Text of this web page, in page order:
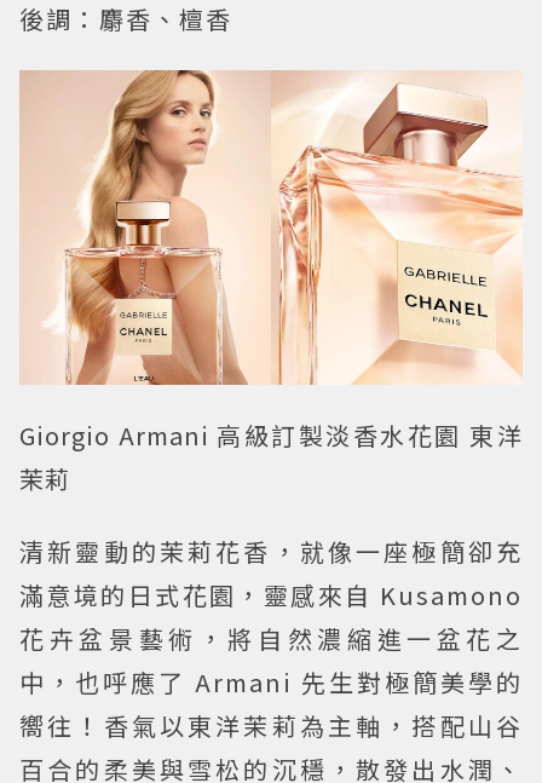
後調：麝香、檀香
Giorgio Armani 高級訂製淡香水花園 東洋
茉莉
清新靈動的茉莉花香，就像一座極簡卻充
滿意境的日式花園，靈感來自 Kusamono
花卉盆景藝術，將自然濃縮進一盆花之
中，也呼應了 Armani 先生對極簡美學的
嚮往！香氣以東洋茉莉為主軸，搭配山谷
百合的柔美與雪松的沉穩，散發出水潤、